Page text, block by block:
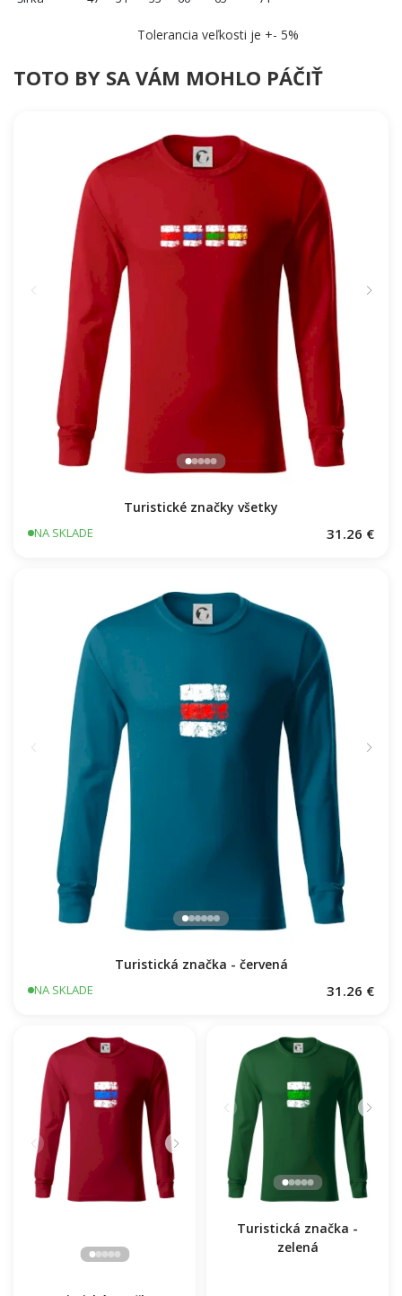
Tolerancia veľkosti je +- 5%
TOTO BY SA VÁM MOHLO PÁČIŤ
Turistické značky všetky
NA SKLADE 31.26 €
Turistická značka - červená
NA SKLADE 31.26 €
Turistická značka -
zelená